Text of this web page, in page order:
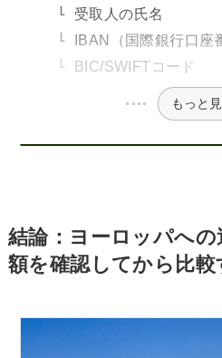
受取人の氏名
IBAN（国際銀行口座
BIC/SWIFTコード
もっと
結論：ヨーロッパへ
額を確認してから比較